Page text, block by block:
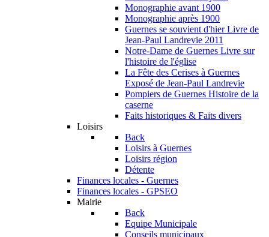
Monographie avant 1900
Monographie après 1900
Guernes se souvient d'hier Livre de
Jean-Paul Landrevie 2011
Notre-Dame de Guernes Livre sur
l'histoire de l'église
La Fête des Cerises à Guernes
Exposé de Jean-Paul Landrevie
Pompiers de Guernes Histoire de la
caserne
Faits historiques & Faits divers
Loisirs
Back
Loisirs à Guernes
Loisirs région
Détente
Finances locales - Guernes
Finances locales - GPSEO
Mairie
Back
Equipe Municipale
Conseils municipaux